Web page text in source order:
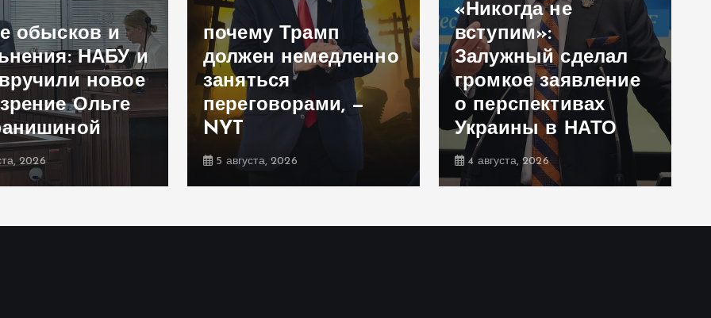
обысков и
НАБУ и
новое
Ольге
2026
почему Трамп
должен немедленно
заняться
переговорами, —
NYT
5 августа, 2026
«Никогда не
вступим»:
Залужный сделал
громкое заявление
о перспективах
Украины в НАТО
4 августа, 2026